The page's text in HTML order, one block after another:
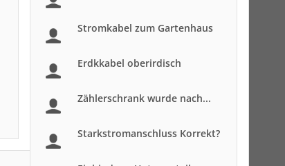
Stromkabel zum Gartenhaus
Erdkkabel oberirdisch
Zählerschrank wurde nach...
Starkstromanschluss Korrekt?